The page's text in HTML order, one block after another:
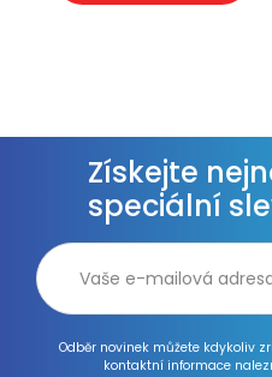
Získejte
speciální
Odběr novinek můžete kdykoliv
kontaktní informace